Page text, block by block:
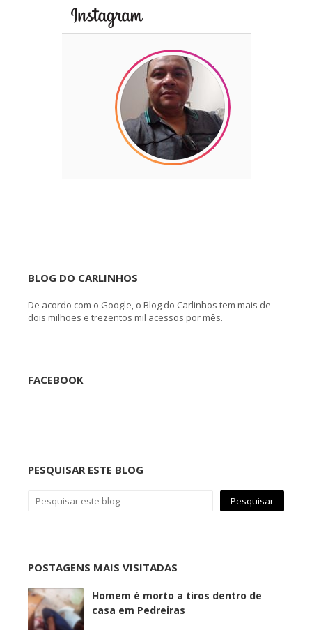
BLOG DO CARLINHOS
De acordo com o Google, o Blog do Carlinhos tem mais de
dois milhões e trezentos mil acessos por mês.
FACEBOOK
PESQUISAR ESTE BLOG
POSTAGENS MAIS VISITADAS
Homem é morto a tiros dentro de
casa em Pedreiras